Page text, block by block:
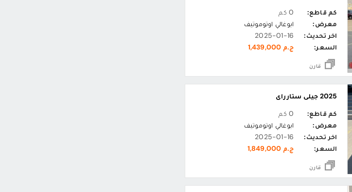
كم قاطع:
0 كم
معرض:
ابوغالي اوتوموتيف
اخر تحديث:
2025-01-16
السعر:
ج.م 1,439,000
قارن
2025 جيلي ستارراي
كم قاطع:
0 كم
معرض:
ابوغالي اوتوموتيف
اخر تحديث:
2025-01-16
السعر:
ج.م 1,849,000
قارن